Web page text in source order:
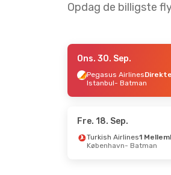
Opdag de billigste
- Tor. 8. Okt.
1 Mellemlanding
Ons. 30. Sep.
Pegasus AirlinesDirekte
Istanbul- Batman
Fre. 18. Sep.
Turkish Airlines1
København- Batman